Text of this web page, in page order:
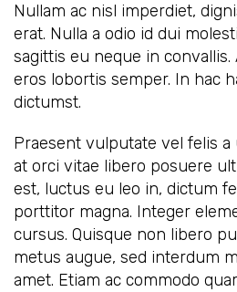
Nullam ac nisl imperdiet,
erat. Nulla a odio id dui
sagittis eu neque in convallis.
eros lobortis semper. In hac
dictumst.
Praesent vulputate vel felis
at orci vitae libero posuere
est, luctus eu leo in, dictum
porttitor magna. Integer
cursus. Quisque non libero
metus augue, sed interdum
amet. Etiam ac commodo